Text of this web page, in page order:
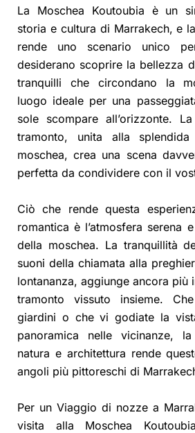
La Moschea Koutoubia è un
storia e cultura di Marrakech, e
rende uno scenario unico
desiderano scoprire la bellezza
tranquilli che circondano la
luogo ideale per una
sole scompare all’orizzonte.
tramonto, unita alla splendida
moschea, crea una scena
perfetta da condividere con il
Ciò che rende questa
romantica è l’atmosfera serena
della moschea. La tranquillità
suoni della chiamata alla
lontananza, aggiunge ancora più
tramonto vissuto insieme.
giardini o che vi godiate la
panoramica nelle vicinanze,
natura e architettura rende
angoli più pittoreschi di
Per un Viaggio di nozze a
visita alla Moschea